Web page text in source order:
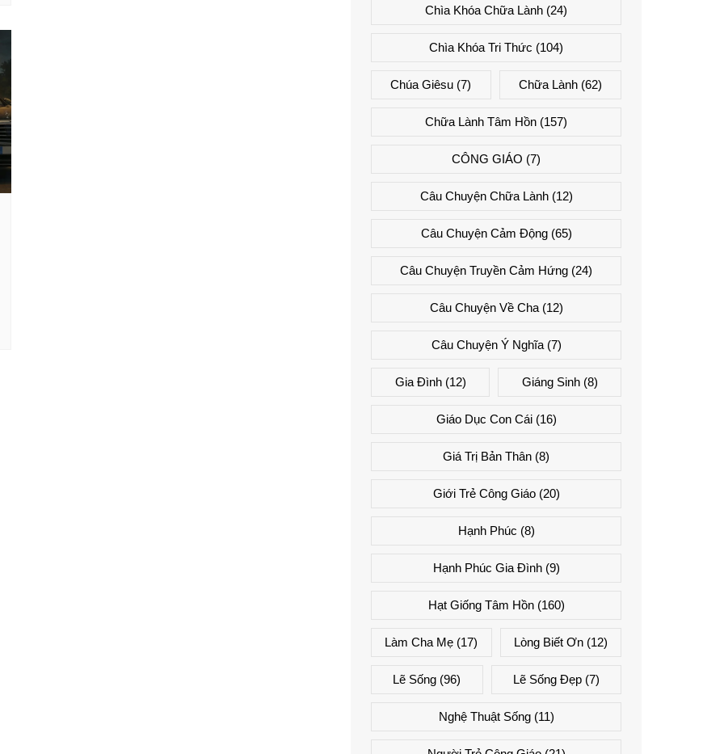
Chìa Khóa Chữa Lành (24)
Chìa Khóa Tri Thức (104)
Chúa Giêsu (7) Chữa Lành(62)
Chữa Lành Tâm Hồn (157)
CÔNG GIÁO (7)
Câu Chuyện Chữa Lành(12)
Câu Chuyện Cảm Động(65)
Câu Chuyện Truyền Cảm Hứng (24)
Câu Chuyện Về Cha(12)
Câu Chuyện Ý Nghĩa(7)
Gia Đình(12) Giáng Sinh(8)
Giáo Dục Con Cái(16)
Giá Trị Bản Thân (8)
Giới Trẻ Công Giáo(20)
Hạnh Phúc (8)
Hạnh Phúc Gia Đình(9)
Hạt Giống Tâm Hồn(160)
Làm Cha Mẹ (17) Lòng Biết Ơn(12)
Lẽ Sống (96) Lẽ Sống Đẹp(7)
Nghệ Thuật Sống(11)